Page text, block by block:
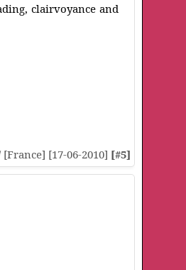
clairvoyance and
[France] [17-06-2010] [#5]